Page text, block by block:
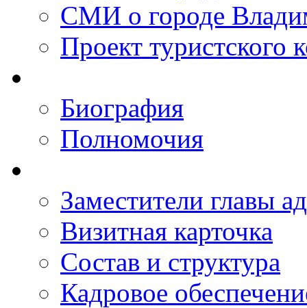
СМИ о городе
Проект туристского
Биография
Полномочия
Заместители главы
Визитная карточка
Состав и структура
Кадровое